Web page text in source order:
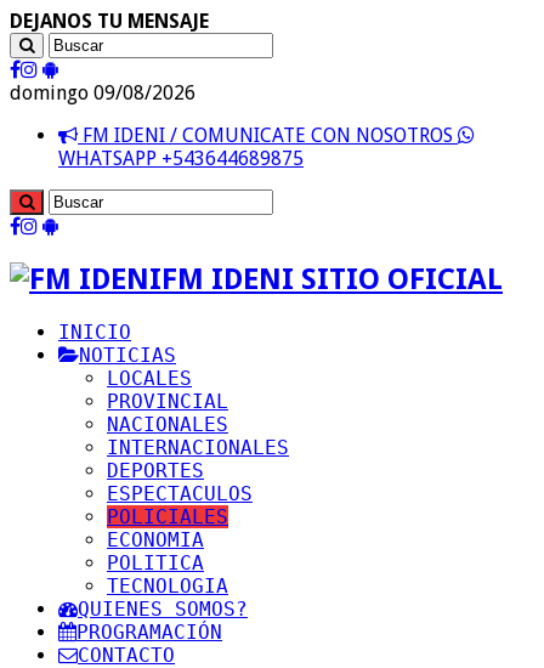
DEJANOS TU MENSAJE
domingo 09/08/2026
FM IDENI / COMUNICATE CON NOSOTROS
WHATSAPP +543644689875
FM IDENI SITIO OFICIAL
INICIO
NOTICIAS
LOCALES
PROVINCIAL
NACIONALES
INTERNACIONALES
DEPORTES
ESPECTACULOS
POLICIALES
ECONOMIA
POLITICA
TECNOLOGIA
QUIENES SOMOS?
PROGRAMACIÓN
CONTACTO